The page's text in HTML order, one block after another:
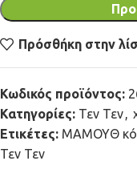
Πρόσθήκη στην
Κωδικός προϊόντος:
Κατηγορίες: Τεν Τεν,
Ετικέτες: ΜΑΜΟΥΘ
Τεν Τεν